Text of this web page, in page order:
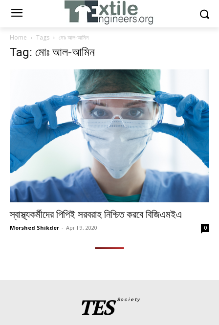
Home Tags মোঃ আল-আমিন
Tag: মোঃ আল-আমিন
স্বাস্থ্যকর্মীদের পিপিই সরবরাহ নিশ্চিত করবে বিজিএমইএ
Morshed Shikder - April 9, 2020 0
TES Society